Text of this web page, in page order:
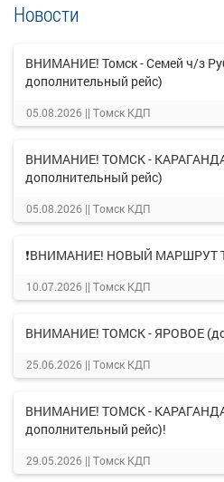
Новости
ВНИМАНИЕ! Томск - Семей ч/з
дополнительный рейс)
05.08.2026 || Томск КДП
ВНИМАНИЕ! ТОМСК - КАРАГАНДА
дополнительный рейс)
05.08.2026 || Томск КДП
❗ВНИМАНИЕ! НОВЫЙ МАРШРУТ
10.07.2026 || Томск КДП
ВНИМАНИЕ! ТОМСК - ЯРОВОЕ
25.06.2026 || Томск КДП
ВНИМАНИЕ! ТОМСК -
дополнительный рейс)!
29.05.2026 || Томск КДП